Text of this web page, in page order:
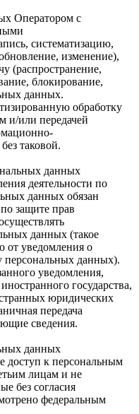
Оператором с
систематизацию,
изменение),
(распространение,
блокирование,
данных.
обработку
и/или передачей
таковой.
данных
деятельности по
данных обязан
защите прав
данных (такое
от уведомления о
персональных данных).
уведомления,
государства,
юридических
передача
сведения.
данных
доступ к персональным
лицам и не
без согласия
федеральным